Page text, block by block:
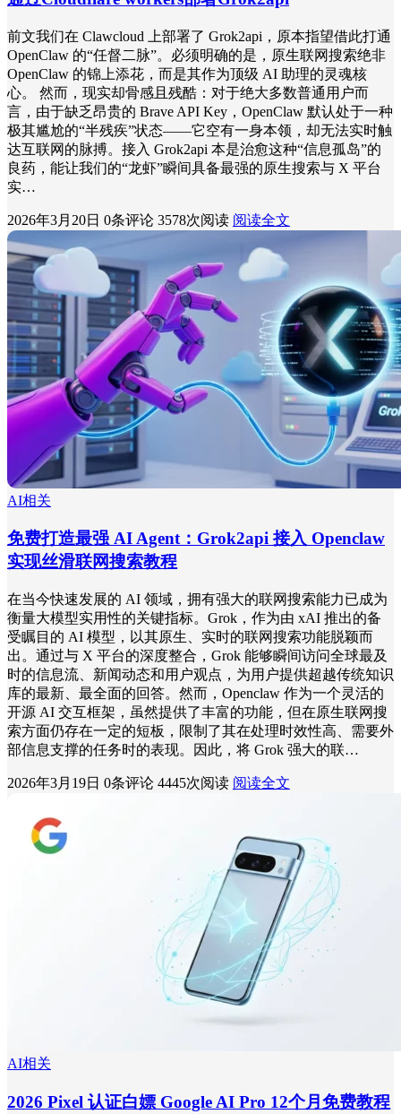
前文我们在 Clawcloud 上部署了 Grok2api，原本指望借此打通
OpenClaw 的“任督二脉”。必须明确的是，原生联网搜索绝非
OpenClaw 的锦上添花，而是其作为顶级 AI 助理的灵魂核
心。 然而，现实却骨感且残酷：对于绝大多数普通用户而
言，由于缺乏昂贵的 Brave API Key，OpenClaw 默认处于一种
极其尴尬的“半残疾”状态——它空有一身本领，却无法实时触
达互联网的脉搏。接入 Grok2api 本是治愈这种“信息孤岛”的
良药，能让我们的“龙虾”瞬间具备最强的原生搜索与 X 平台
实…
2026年3月20日 0条评论 3578次阅读 阅读全文
AI相关
免费打造最强 AI Agent：Grok2api 接入 Openclaw
实现丝滑联网搜索教程
在当今快速发展的 AI 领域，拥有强大的联网搜索能力已成为
衡量大模型实用性的关键指标。Grok，作为由 xAI 推出的备
受瞩目的 AI 模型，以其原生、实时的联网搜索功能脱颖而
出。通过与 X 平台的深度整合，Grok 能够瞬间访问全球最及
时的信息流、新闻动态和用户观点，为用户提供超越传统知识
库的最新、最全面的回答。然而，Openclaw 作为一个灵活的
开源 AI 交互框架，虽然提供了丰富的功能，但在原生联网搜
索方面仍存在一定的短板，限制了其在处理时效性高、需要外
部信息支撑的任务时的表现。因此，将 Grok 强大的联…
2026年3月19日 0条评论 4445次阅读 阅读全文
AI相关
2026 Pixel 认证白嫖 Google AI Pro 12个月免费教程